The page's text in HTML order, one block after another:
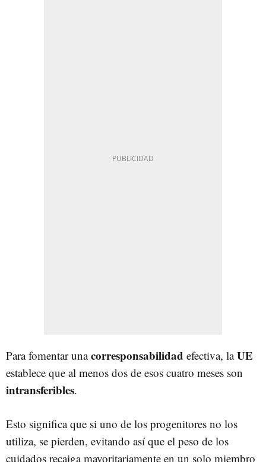
Para fomentar unacorresponsabilidad efectiva, laUE
establece que al menos dos de esos cuatro meses son
intransferibles.
Esto significa que si uno de los progenitores no los
utiliza, se pierden, evitando así que el peso de los
cuidados recaiga mayoritariamente en un solo miembro